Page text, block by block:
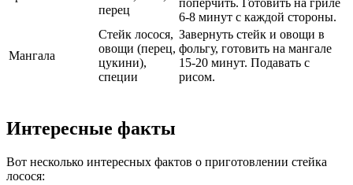
перец
поперчить. Готовить на гриле
6-8 минут с каждой стороны.
Мангала
Стейк лосося,
овощи (перец,
цукини),
специи
Завернуть стейк и овощи в
фольгу, готовить на мангале
15-20 минут. Подавать с
рисом.
Интересные факты
Вот несколько интересных фактов о приготовлении стейка
лосося: